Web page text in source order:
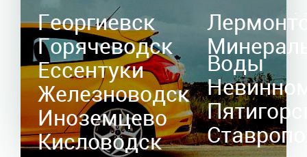
Георгиевск
Горячеводск
Ессентуки
Железноводск
Иноземцево
Кисловодск
Воды